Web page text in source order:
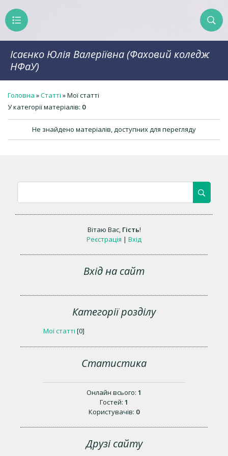
Ісаєнко Юлія Валеріївна (Фаховий коледж
НФаУ)
Головна »Статті » Мої статті
У категорії матеріалів: 0
Не знайдено матеріалів, доступних для перегляду
Вітаю Вас, Гість!
Реєстрація | Вхід
Вхід на сайт
Категорії розділу
Мої статті [0]
Статистика
Онлайн всього: 1
Гостей: 1
Користувачів: 0
Друзі сайту